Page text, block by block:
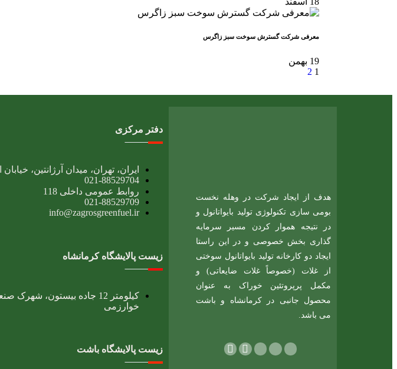
معرفی شرکت گسترش سوخت سبز زاگرس
19 بهمن
1
2
هدف از ایجاد شرکت در وهله نخست
بومی سازی تکنولوژی تولید بایواتانول و
در نتیجه هموار کردن مسیر سرمایه
گذاری بخش خصوصی و در این راستا
ایجاد دو کارخانه تولید بایواتانول سوختی
از غلات (خصوصاً غلات ضایعاتی) و
مکمل پرپروتئین خوراک به عنوان
محصول جانبی در کرمانشاه و باشت
می باشد.
دفتر مرکزی
ایران، تهران، میدان آرژانتین، خیابان احمد قصیر، 16
021-88529704
روابط عمومی داخلی 118
021-88529709
info@zagrosgreenfuel.ir​
زیست پالایشگاه کرمانشاه
کیلومتر 12 جاده بیستون،
خوارزمی
زیست پالایشگاه باشت